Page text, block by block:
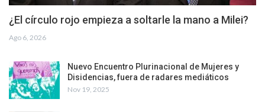
¿El círculo rojo empieza a soltarle la mano a Milei?
Ago 6, 2026
Nuevo Encuentro Plurinacional de Mujeres y
Disidencias, fuera de radares mediáticos
Nov 19, 2025